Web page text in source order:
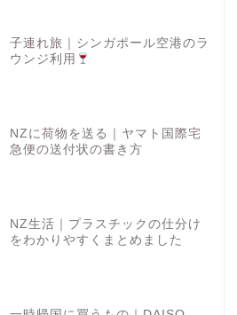
子連れ旅｜シンガポール空港のラ
ウンジ利用
NZに荷物を送る｜ヤマト国際宅
急便の送付状の書き方
NZ生活｜プラスチックの仕分け
をわかりやすくまとめました